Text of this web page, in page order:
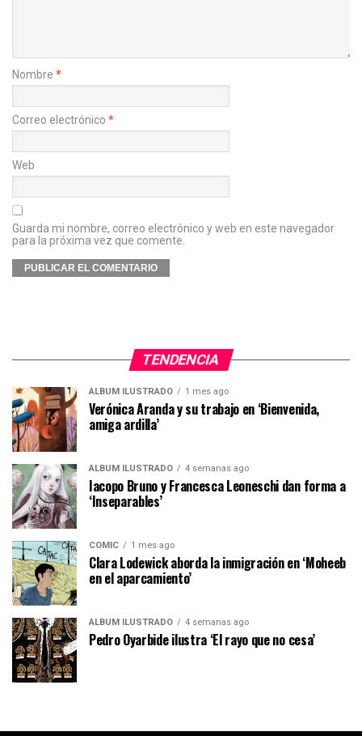
Nombre *
Correo electrónico *
Web
Guarda mi nombre, correo electrónico y web en este navegador
para la próxima vez que comente.
TENDENCIA
ÁLBUM ILUSTRADO 1 mes ago
Verónica Aranda y su trabajo en ‘Bienvenida,
amiga ardilla’
ÁLBUM ILUSTRADO 4 semanas ago
Iacopo Bruno y Francesca Leoneschi dan forma a
‘Inseparables’
CÓMIC 1 mes ago
Clara Lodewick aborda la inmigración en ‘Moheeb
en el aparcamiento’
ÁLBUM ILUSTRADO 4 semanas ago
Pedro Oyarbide ilustra ‘El rayo que no cesa’